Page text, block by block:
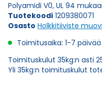
HOLKKITIIVISTE
määrä
Polyamidi V0, UL 94
Tuotekoodi 1209380071
Osasto Holkkitiiviste muovi
Toimitusaika: 1-7 päivää
Toimituskulut 35kg:n asti
Yli 35kg:n toimituskulut